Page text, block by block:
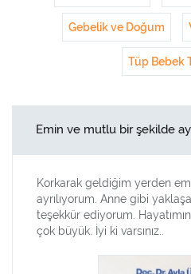
Gebelik ve Doğum
Tüp Bebek
Emin ve mutlu bir şekilde
Korkarak geldiğim yerden
ayrılıyorum. Anne gibi
teşekkür ediyorum.
çok büyük. İyi ki varsınız..